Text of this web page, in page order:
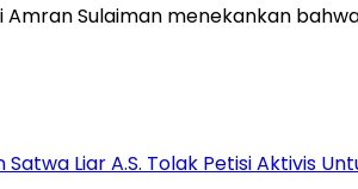
Amran Sulaiman menekankan
Satwa Liar A.S. Tolak Petisi